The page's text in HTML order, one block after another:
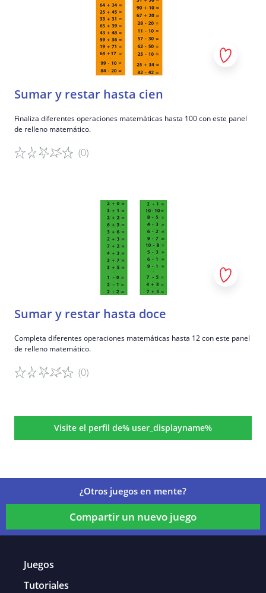
Sumar y restar hasta cien
Finaliza diferentes operaciones matemáticas hasta 100 con este panel
de relleno matemático.
(0)
Sumar y restar hasta doce
Completa diferentes operaciones matemáticas hasta 12 con este panel
de relleno matemático.
(0)
Visite el perfil de% user_displayname%
¿Otros juegos en mente?
Compartir un nuevo juego
Juegos
Tutoriales